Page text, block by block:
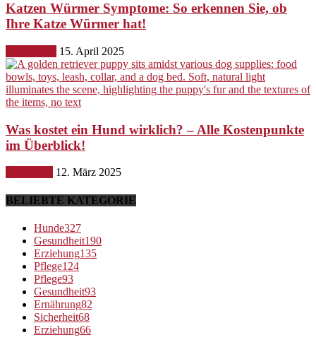
Katzen Würmer Symptome: So erkennen Sie, ob
Ihre Katze Würmer hat!
15. April 2025
Was kostet ein Hund wirklich? – Alle Kostenpunkte
im Überblick!
12. März 2025
BELIEBTE KATEGORIE
Hunde327
Gesundheit190
Erziehung135
Pflege124
Pflege93
Gesundheit93
Ernährung82
Sicherheit68
Erziehung66